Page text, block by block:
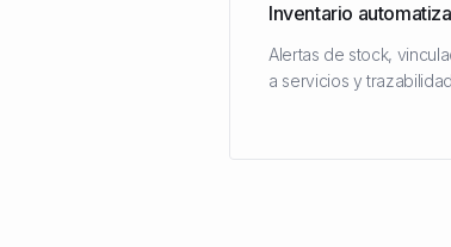
Inventario
Alertas de stock,
a servicios y